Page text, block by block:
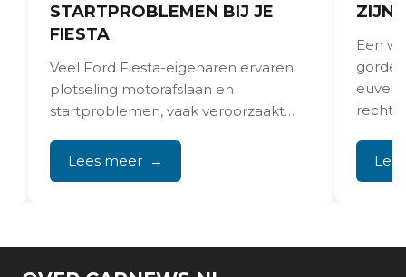
STARTPROBLEMEN BIJ JE
FIESTA
Veel Ford Fiesta-eigenaren ervaren
plotseling motorafslaan en
startproblemen, vaak veroorzaakt
slechte massaverbindingen tussen
zekeringkast en accu,
Lees meer
ZIJN
Een
euvel.